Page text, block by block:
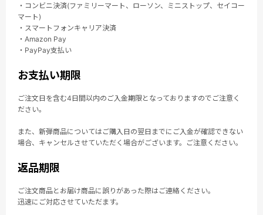
・コンビニ決済(ファミリーマート、ローソン、ミニストップ、セイコー
マート)
・スマートフォンキャリア決済
・Amazon Pay
・PayPay支払い
お支払い期限
ご注文日を含む4日間以内のご入金期限となっておりますのでご注意く
ださい。
また、新弾商品についてはご購入日の翌日までにご入金が確認できない
場合、キャンセルさせていただく場合がございます。ご注意ください。
返品期限
ご注文商品とお届け商品に誤りがあった際はご連絡ください。
迅速にご対応させていただます。